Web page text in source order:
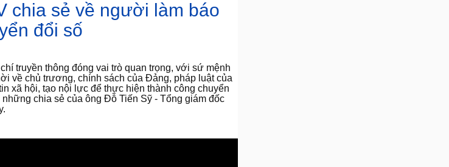
chia sẻ về người làm báo
đổi số
truyền thông đóng vai trò quan trọng, với sứ mệnh
về chủ trương, chính sách của Đảng, pháp luật của
xã hội, tạo nội lực để thực hiện thành công chuyển
chia sẻ của ông Đỗ Tiến Sỹ - Tổng giám đốc